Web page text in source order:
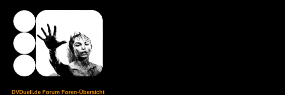
DVDuell.de Forum Foren-Übersicht